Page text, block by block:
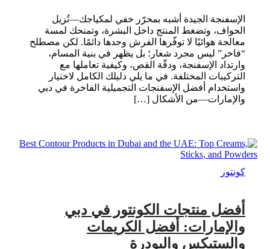
الإسفنجة الجيدة أشبه بمحرّر خفي لمكياجك—تُزيل
الحواف، وتضغط المنتج داخل البشرة، وتمنحك لمسة
معالجة هوائيًا لا توفّرها الفرش وحدها دائمًا. لكن مصطلح
“فاخر” ليس مجرد شعار؛ بل يظهر في بنية المسام،
وارتداد الإسفنجة، ودقّة القص، وكيفية تعاملها مع
التركيبات المختلفة. في ما يلي دليلك الكامل لاختيار
واستخدام أفضل الإسفنجات التجميلية الفاخرة في دبي
والإمارات—من الأشكال […]
كونتور
أفضل منتجات الكونتور في دبي
والإمارات: أفضل الكريمات
والستيكس والبودرة